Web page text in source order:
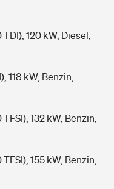
120 kW, Diesel,
118 kW, Benzin,
132 kW, Benzin,
155 kW, Benzin,